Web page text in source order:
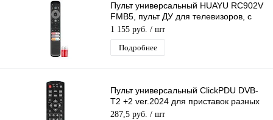
Пульт универсальный HUAYU RC902V
FMB5, пульт ДУ для телевизоров, с
голосовым управлением
1 155 руб. / шт
Подробнее
Пульт универсальный ClickPDU DVB-
T2 +2 ver.2024 для приставок разных
моделей DVB-T2
287,5 руб. / шт